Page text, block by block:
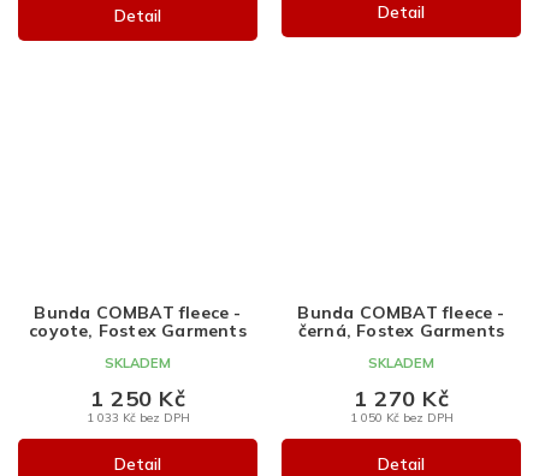
Detail Detail
Bunda COMBAT fleece -
coyote, Fostex Garments
SKLADEM
1 033 Kč bez DPH
1 250 Kč
Detail
Bunda COMBAT fleece -
černá, Fostex Garments
SKLADEM
1 050 Kč bez DPH
1 270 Kč
Detail